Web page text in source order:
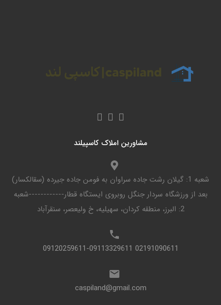
مشاورین املاک کاسپیلند
شعبه 1: گیلان رشت جاده سراوان به فومن جاده جیرده (سقالکسار)
بعد از ورزشگاه سردار جنگل روبروی ایستگاه قطار------------شعبه
2: البرز، منطقه کردان، سهیلیه، خ ولیعصر، سنقرآباد
02191090611 09120259611-09113329611
caspiland@gmail.com